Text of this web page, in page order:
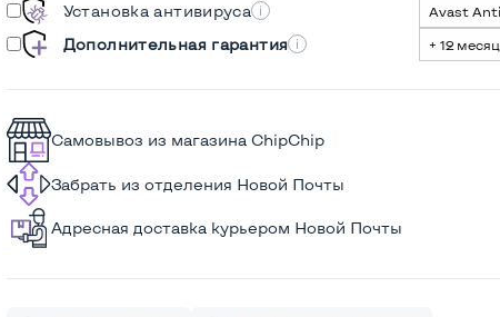
Установка антивируса
Дополнительная гарантия
Самовывоз из магазина ChipChip
Забрать из отделения Новой Почты
Адресная доставка курьером Новой Почты